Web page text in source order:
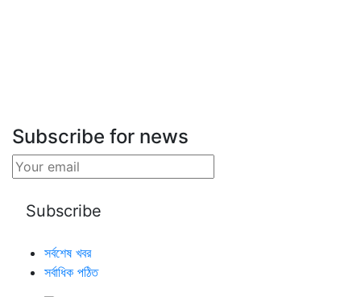
Subscribe for news
সর্বশেষ খবর
সর্বাধিক পঠিত